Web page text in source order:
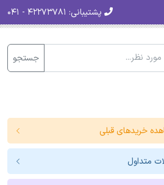
پشتیبانی:
جستجو
خریدهای قبلی
متداول